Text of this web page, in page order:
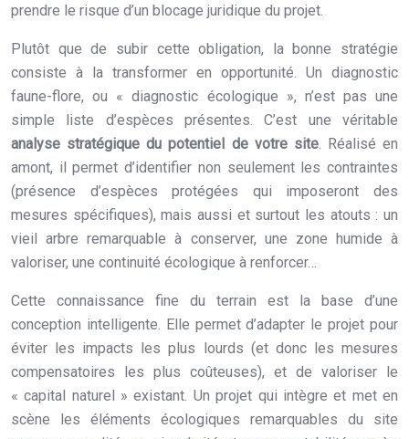
prendre le risque d’un blocage juridique du projet.
Plutôt que de subir cette obligation, la bonne stratégie
consiste à la transformer en opportunité. Un diagnostic
faune-flore, ou « diagnostic écologique », n’est pas une
simple liste d’espèces présentes. C’est une véritable
analyse stratégique du potentiel de votre site. Réalisé en
amont, il permet d’identifier non seulement les contraintes
(présence d’espèces protégées qui imposeront des
mesures spécifiques), mais aussi et surtout les atouts : un
vieil arbre remarquable à conserver, une zone humide à
valoriser, une continuité écologique à renforcer…
Cette connaissance fine du terrain est la base d’une
conception intelligente. Elle permet d’adapter le projet pour
éviter les impacts les plus lourds (et donc les mesures
compensatoires les plus coûteuses), et de valoriser le
« capital naturel » existant. Un projet qui intègre et met en
scène les éléments écologiques remarquables du site